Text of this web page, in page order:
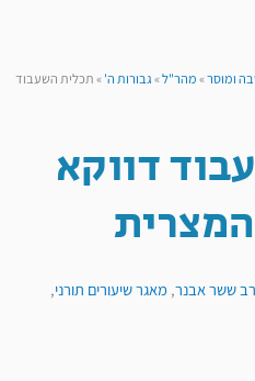
ומוסר»מהר"ל»גבורות ה'»תכלית השעבוד
דווקא
ששר אבנר, מאגר שיעורים תורני,